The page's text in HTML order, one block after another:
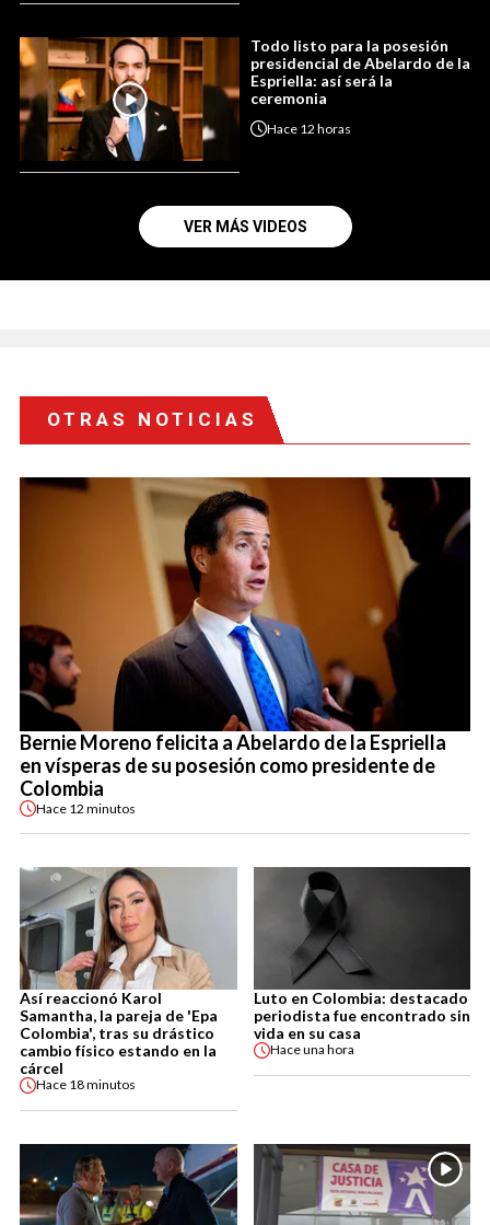
Todo listo para la posesión
presidencial de Abelardo de la
Espriella: así será la
ceremonia
Hace 12 horas
VER MÁS VIDEOS
OTRAS NOTICIAS
Bernie Moreno felicita a Abelardo de la Espriella
en vísperas de su posesión como presidente de
Colombia
Hace 12 minutos
Así reaccionó Karol
Samantha, la pareja de 'Epa
Colombia', tras su drástico
cambio físico estando en la
cárcel
Hace 18 minutos
Luto en Colombia: destacado
periodista fue encontrado sin
vida en su casa
Haceuna hora